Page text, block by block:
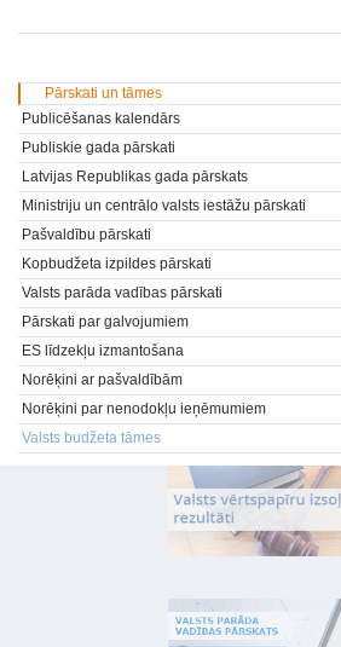
Pārskati un tāmes
Publicēšanas kalendārs
Publiskie gada pārskati
Latvijas Republikas gada pārskats
Ministriju un centrālo valsts iestāžu pārskati
Pašvaldību pārskati
Kopbudžeta izpildes pārskati
Valsts parāda vadības pārskati
Pārskati par galvojumiem
ES līdzekļu izmantošana
Norēķini ar pašvaldībām
Norēķini par nenodokļu ieņēmumiem
Valsts budžeta tāmes